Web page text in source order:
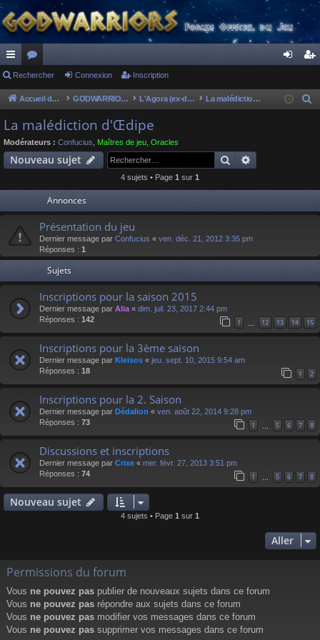
ac
co
ur
ci
or
u
s
ne cri
Rechercher Connexion Inscription
Accueil du forum GODWARRIORS - LE JEU L'Agora (ex-discussions of the dead) La malédiction d'Œdipe
c
La malédiction d'Œdipe
Modérateurs : Confucius Maîtres de jeu Oracles
Nouveau sujet Rechercher
4 sujets • Page 1 sur 1
Annonces
Présentation du jeu
Dernier message par Confucius « ven. déc. 21, 2012 3:35 pm
Réponses : 1
Sujets
Inscriptions pour la saison 2015
Dernier message par Alia « dim. juil. 23, 2017 2:44 pm
Réponses : 142 1 12 13 14 15
Inscriptions pour la 3ème saison
Dernier message par Kleisos « jeu. sept. 10, 2015 9:54 am
Réponses : 18 1 2
Inscriptions pour la 2. Saison
Dernier message par Dédalion « ven. août 22, 2014 9:28 pm
Réponses : 73 1 5 6 7 8
Discussions et inscriptions
Dernier message par Crixe « mer. févr. 27, 2013 3:51 pm
Réponses : 74 1 5 6 7 8
Nouveau sujet
4 sujets • Page 1 sur 1
Aller
Permissions du forum
Vous ne pouvez pas publier de nouveaux sujets dans ce forum
Vous ne pouvez pas répondre aux sujets dans ce forum
Vous ne pouvez pas modifier vos messages dans ce forum
Vous ne pouvez pas supprimer vos messages dans ce forum